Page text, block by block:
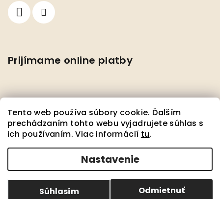
Tento web používa súbory cookie. Ďalším
prechádzaním tohto webu vyjadrujete súhlas s
ich používaním. Viac informácií tu.
Nastavenie
Odmietnuť
Súhlasím
Prijímame online platby
Facebook
Pedante s.r.o.. Všetky práva
Upraviť nastavenie cookies